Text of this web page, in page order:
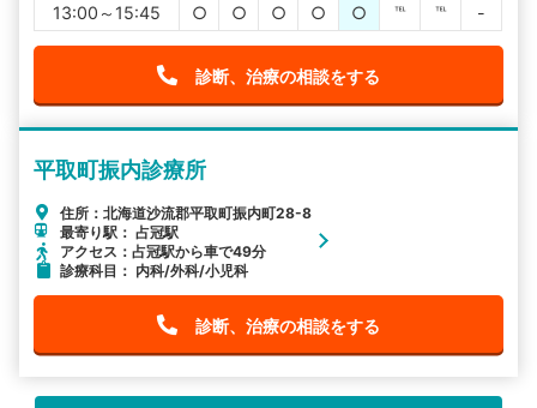
13:00～15:45
○ ○ ○ ○ ○ ℡ ℡ -
診断、治療の相談をする
平取町振内診療所
住所：北海道沙流郡平取町振内町28-8
最寄り駅： 占冠駅
アクセス：占冠駅から車で49分
診療科目： 内科/外科/小児科
診断、治療の相談をする